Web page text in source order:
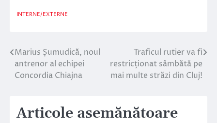
INTERNE/EXTERNE
Navigare
în
Marius Șumudică, noul
antrenor al echipei
Concordia Chiajna
Traficul rutier va fi
restricționat sâmbătă pe
mai multe străzi din Cluj!
Articole asemănătoare